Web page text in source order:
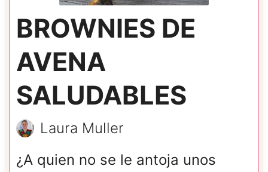
BROWNIES DE
AVENA
SALUDABLES
Laura Muller
¿A quien no se le antoja unos